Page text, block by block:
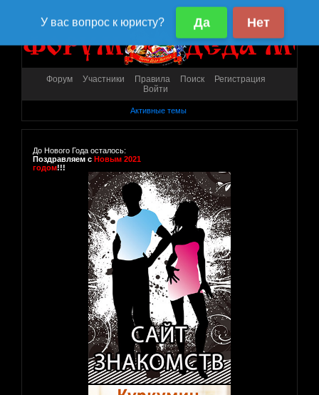
Форум Участники Правила Поиск
Регистрация
Войти
Активные темы
До Нового Года осталось:
Поздравляем с Новым 2021
годом!!!